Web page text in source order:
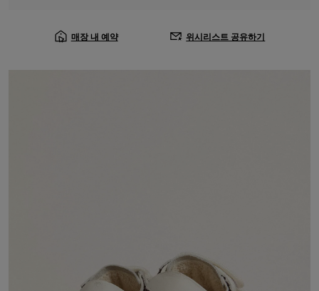
매장 내 예약 위시리스트 공유하기